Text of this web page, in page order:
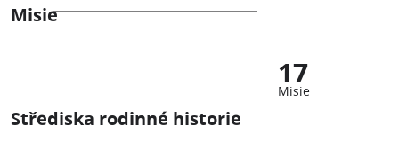
Misie
17
Misie
Střediska rodinné historie